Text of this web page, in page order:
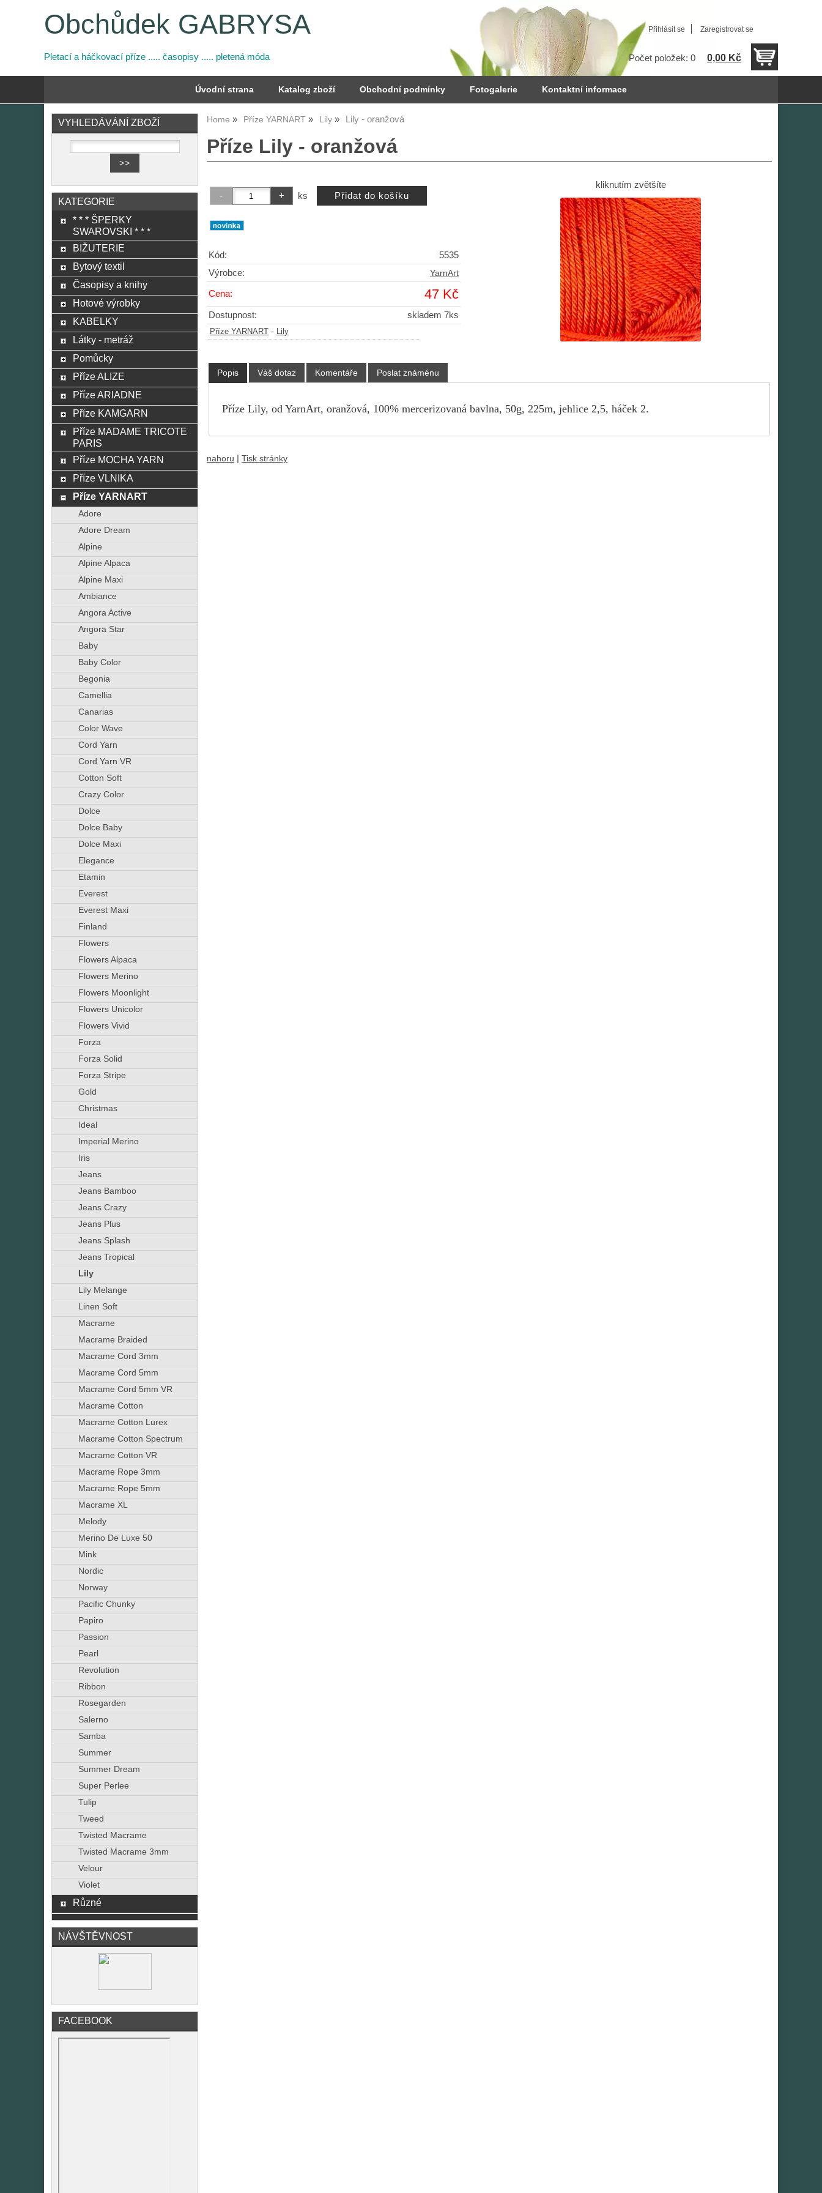
Přihlásit se Zaregistrovat se
Počet položek: 0 0,00 Kč
Obchůdek GABRYSA
Pletací a háčkovací příze ..... časopisy ..... pletená móda
Úvodní strana Katalog zboží Obchodní podmínky Fotogalerie Kontaktní informace
Home Příze YARNART Lily Lily - oranžová
Příze Lily - oranžová
kliknutím zvětšíte
ks
Kód:
5535
Výrobce:
YarnArt
Cena: 47 Kč
Dostupnost: skladem 7ks
Příze YARNART - Lily
Popis Váš dotaz Komentáře Poslat známénu
Příze Lily, od YarnArt, oranžová, 100% mercerizovaná bavlna, 50g, 225m, jehlice 2,5, háček 2.
nahoru Tisk stránky
VYHLEDÁVÁNÍ ZBOŽÍ
KATEGORIE
* * * ŠPERKY
SWAROVSKI * * *
BIŽUTERIE
Bytový textil
Časopisy a knihy
Hotové výrobky
KABELKY
Látky - metráž
Pomůcky
Příze ALIZE
Příze ARIADNE
Příze KAMGARN
Příze MADAME TRICOTE
PARIS
Příze MOCHA YARN
Příze VLNIKA
Příze YARNART
Adore
Adore Dream
Alpine
Alpine Alpaca
Alpine Maxi
Ambiance
Angora Active
Angora Star
Baby
Baby Color
Begonia
Camellia
Canarias
Color Wave
Cord Yarn
Cord Yarn VR
Cotton Soft
Crazy Color
Dolce
Dolce Baby
Dolce Maxi
Elegance
Etamin
Everest
Everest Maxi
Finland
Flowers
Flowers Alpaca
Flowers Merino
Flowers Moonlight
Flowers Unicolor
Flowers Vivid
Forza
Forza Solid
Forza Stripe
Gold
Christmas
Ideal
Imperial Merino
Iris
Jeans
Jeans Bamboo
Jeans Crazy
Jeans Plus
Jeans Splash
Jeans Tropical
Lily
Lily Melange
Linen Soft
Macrame
Macrame Braided
Macrame Cord 3mm
Macrame Cord 5mm
Macrame Cord 5mm VR
Macrame Cotton
Macrame Cotton Lurex
Macrame Cotton Spectrum
Macrame Cotton VR
Macrame Rope 3mm
Macrame Rope 5mm
Macrame XL
Melody
Merino De Luxe 50
Mink
Nordic
Norway
Pacific Chunky
Papiro
Passion
Pearl
Revolution
Ribbon
Rosegarden
Salerno
Samba
Summer
Summer Dream
Super Perlee
Tulip
Tweed
Twisted Macrame
Twisted Macrame 3mm
Velour
Violet
Různé
NÁVŠTĚVNOST
FACEBOOK